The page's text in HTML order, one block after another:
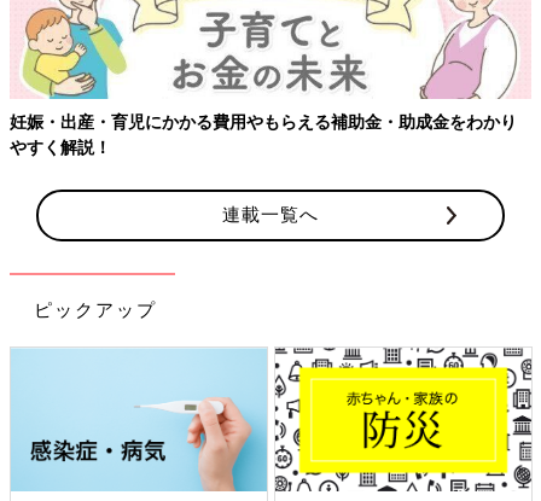
妊娠・出産・育児にかかる費用やもらえる補助金・助成金をわかり
やすく解説！
連載一覧へ
ピックアップ